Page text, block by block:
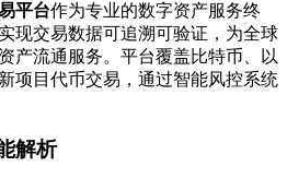
平台作为专业的数字资产服务终
现交易数据可追溯可验证，为全球
产流通服务。平台覆盖比特币、以
项目代币交易，通过智能风控系统
解析